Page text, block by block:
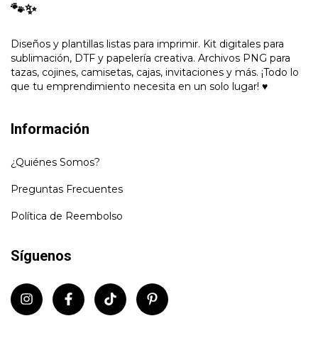
🐾✨
Diseños y plantillas listas para imprimir. Kit digitales para
sublimación, DTF y papelería creativa. Archivos PNG para
tazas, cojines, camisetas, cajas, invitaciones y más. ¡Todo lo
que tu emprendimiento necesita en un solo lugar! ♥
Información
¿Quiénes Somos?
Preguntas Frecuentes
Política de Reembolso
Síguenos